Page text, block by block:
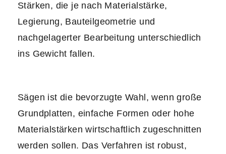
Stärken, die je nach Materialstärke,
Legierung, Bauteilgeometrie und
nachgelagerter Bearbeitung unterschiedlich
ins Gewicht fallen.
Sägen ist die bevorzugte Wahl, wenn große
Grundplatten, einfache Formen oder hohe
Materialstärken wirtschaftlich zugeschnitten
werden sollen. Das Verfahren ist robust,